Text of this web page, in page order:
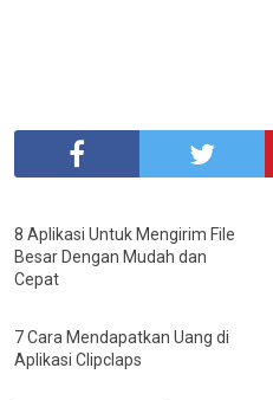
8 Aplikasi Untuk Mengirim File
Besar Dengan Mudah dan
Cepat
7 Cara Mendapatkan Uang di
Aplikasi Clipclaps